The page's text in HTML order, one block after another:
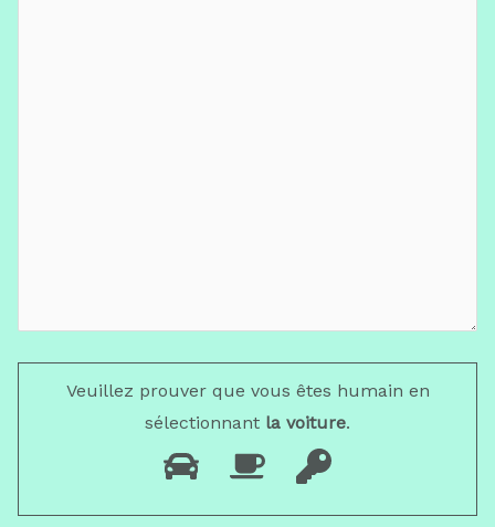
Veuillez prouver que vous êtes humain en
sélectionnant la voiture.